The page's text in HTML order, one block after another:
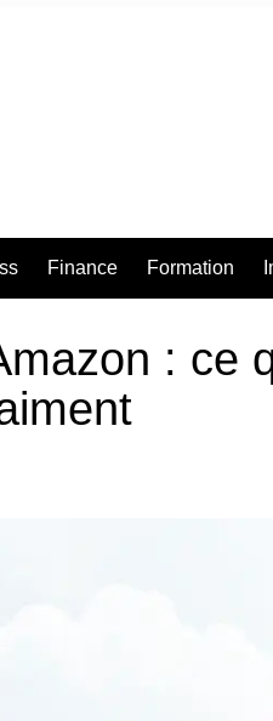
Finance Formation
: ce